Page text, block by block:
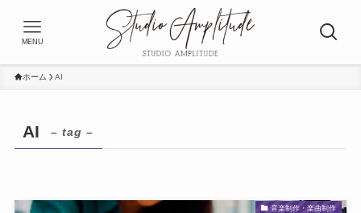
MENU
ホーム AI
AI – tag –
音楽制作・楽曲制作